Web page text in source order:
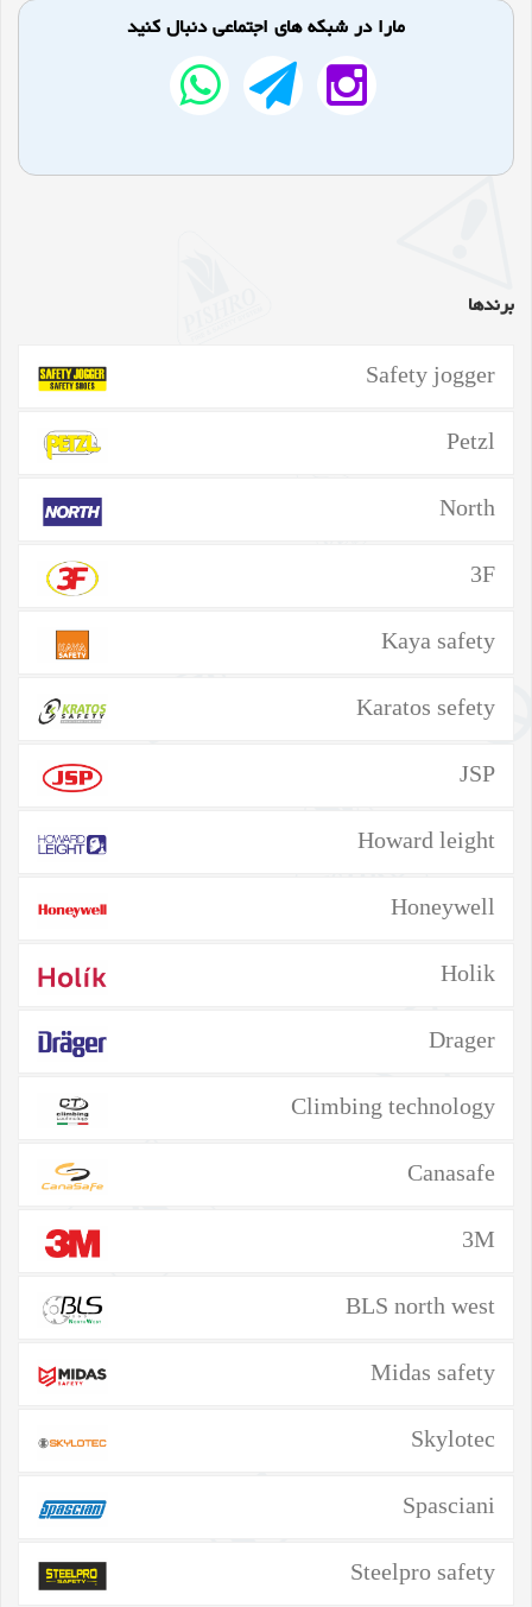
مارا در شبکه های اجتماعی دنبال کنید
برندها
Safety jogger
Petzl
North
3F
Kaya safety
Karatos sefety
JSP
Howard leight
Honeywell
Holik
Drager
Climbing technology
Canasafe
3M
BLS north west
Midas safety
Skylotec
Spasciani
Steelpro safety